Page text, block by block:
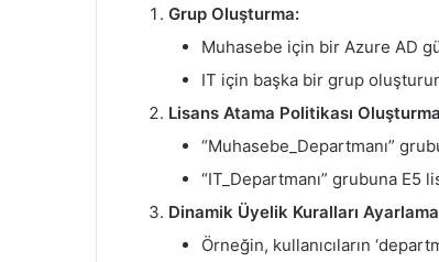
Grup Oluşturma:
Muhasebe için bir Azure AD
IT için başka bir grup
Lisans Atama Politikası
“Muhasebe_Departmanı”
“IT_Departmanı” grubuna E5
Dinamik Üyelik Kuralları
Örneğin, kullanıcıların